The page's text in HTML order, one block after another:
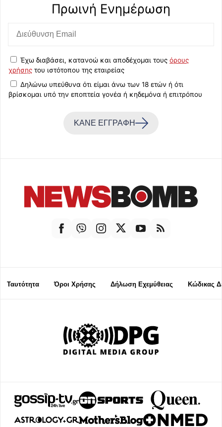
Πρωινή Eνημέρωση
Έχω διαβάσει, κατανοώ και αποδέχομαι τους όρους
χρήσης του ιστότοπου της εταιρείας
Δηλώνω υπεύθυνα ότι είμαι άνω των 18 ετών ή ότι
βρίσκομαι υπό την εποπτεία γονέα ή κηδεμόνα ή επιτρόπου
ΚΑΝΕ ΕΓΓΡΑΦΗ
Ταυτότητα Όροι Χρήσης Δήλωση Εχεμύθειας Κώδικας